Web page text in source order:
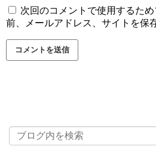
次回のコメントで使用するた
前、メールアドレス、サイトを保